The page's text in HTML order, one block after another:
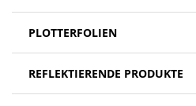
PLOTTERFOLIEN
REFLEKTIERENDE PRODUKTE